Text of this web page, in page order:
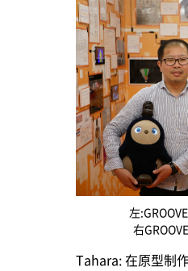
左
右
Tahara: 在原型制